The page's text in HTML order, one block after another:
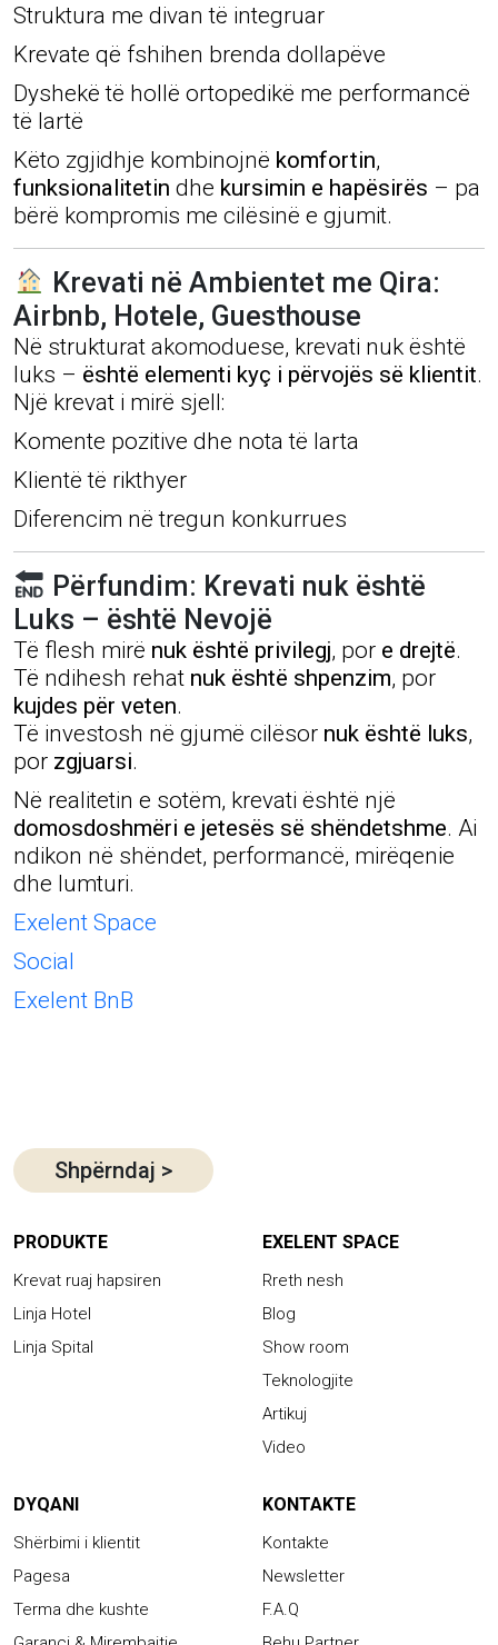
Struktura me divan të integruar
Krevate që fshihen brenda dollapëve
Dyshekë të hollë ortopedikë me performancë
të lartë
Këto zgjidhje kombinojnë komfortin,
funksionalitetin dhe kursimin e hapësirës – pa
bërë kompromis me cilësinë e gjumit.
Krevati në Ambientet me Qira:
Airbnb, Hotele, Guesthouse
Në strukturat akomoduese, krevati nuk është
luks – është elementi kyç i përvojës së klientit.
Një krevat i mirë sjell:
Komente pozitive dhe nota të larta
Klientë të rikthyer
Diferencim në tregun konkurrues
Përfundim: Krevati nuk është
Luks – është Nevojë
Të flesh mirë nuk është privilegj, por e drejtë.
Të ndihesh rehat nuk është shpenzim, por
kujdes për veten.
Të investosh në gjumë cilësor nuk është luks,
por zgjuarsi.
Në realitetin e sotëm, krevati është një
domosdoshmëri e jetesës së shëndetshme. Ai
ndikon në shëndet, performancë, mirëqenie
dhe lumturi.
Exelent Space
Social
Exelent BnB
Shpërndaj >
PRODUKTE
Krevat ruaj hapsiren
Linja Hotel
Linja Spital
EXELENT SPACE
Rreth nesh
Blog
Show room
Teknologjite
Artikuj
Video
DYQANI
Shërbimi i klientit
Pagesa
Terma dhe kushte
KONTAKTE
Kontakte
Newsletter
F.A.Q